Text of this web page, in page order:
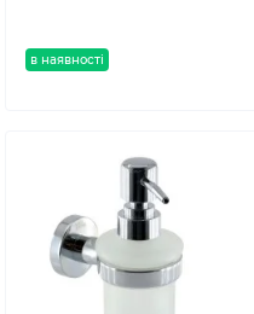
в наявності